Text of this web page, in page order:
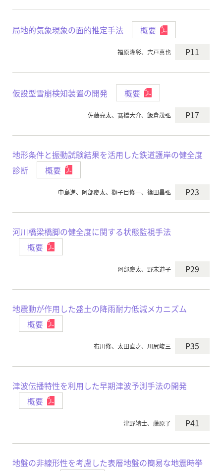
局地的気象現象の面的推定手法 概要
福原隆彰、宍戸真也 P11
仮設型雪崩検知装置の開発 概要
佐藤亮太、髙橋大介、飯倉茂弘 P17
地形条件と振動試験結果を活用した鉄道護岸の健全度
診断
概要
中島進、阿部慶太、獅子目修一、篠田昌弘 P23
河川橋梁橋脚の健全度に関する状態監視手法
概要
阿部慶太、野末道子 P29
地震動が作用した盛土の降雨耐力低減メカニズム
概要
布川修、太田直之、川尻峻三 P35
津波伝播特性を利用した早期津波予測手法の開発
概要
津野靖士、藤原了 P41
地盤の非線形性を考慮した表層地盤の簡易な地震時挙